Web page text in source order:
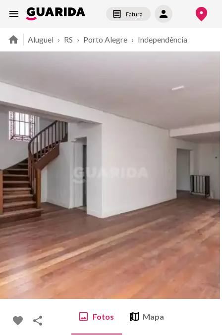
Fatura
Aluguel › RS › Porto Alegre › Independência
Fotos Mapa